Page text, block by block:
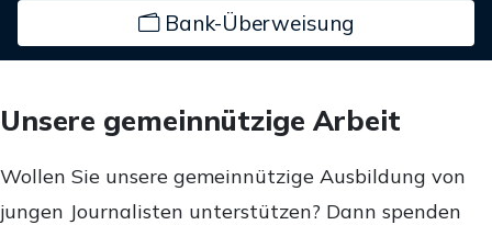
Bank-Überweisung
Unsere gemeinnützige Arbeit
Wollen Sie unsere gemeinnützige Ausbildung von
jungen Journalisten unterstützen? Dann spenden